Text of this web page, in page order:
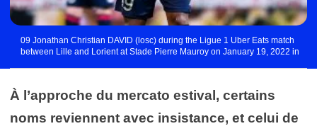
09 Jonathan Christian DAVID (losc) during the Ligue 1 Uber Eats match
between Lille and Lorient at Stade Pierre Mauroy on January 19, 2022 in
À l’approche du mercato estival, certains
noms reviennent avec insistance, et celui de